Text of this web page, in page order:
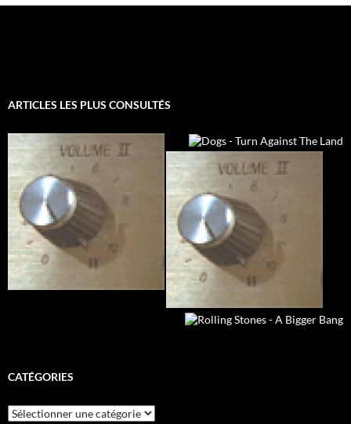
ARTICLES LES PLUS CONSULTÉS
CATÉGORIES
Catégories